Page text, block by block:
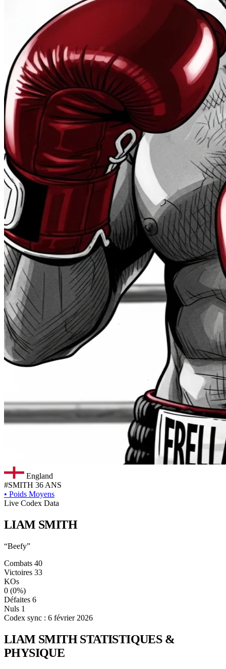
England
#SMITH 36 ANS
• Poids Moyens
Live Codex Data
LIAM SMITH
“Beefy”
Combats 40
Victoires 33
KOs
0 (0%)
Défaites 6
Nuls 1
Codex sync : 6 février 2026
LIAM SMITHSTATISTIQUES &
PHYSIQUE